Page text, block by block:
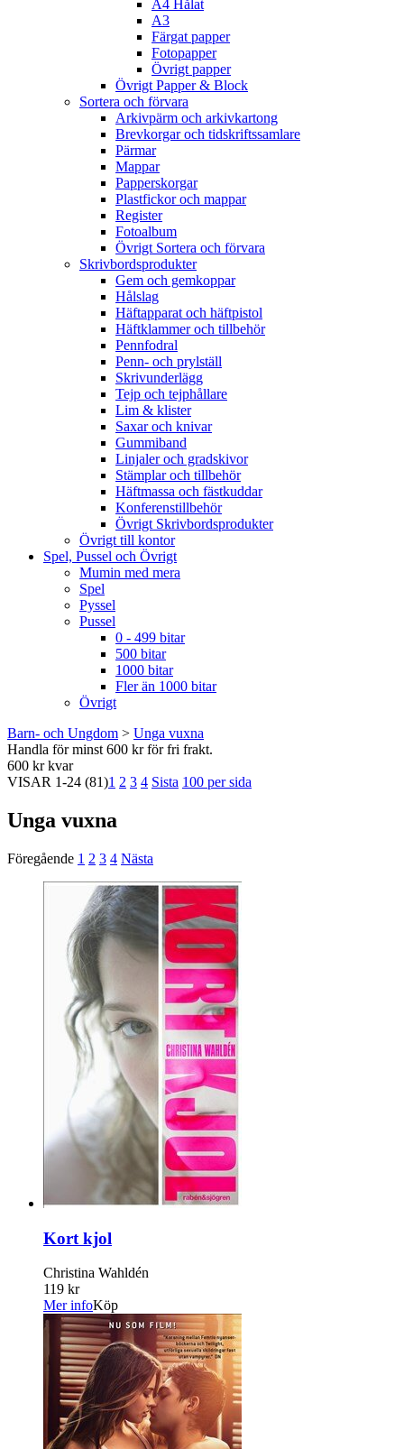
A4 Hålat
A3
Färgat papper
Fotopapper
Övrigt papper
Övrigt Papper & Block
Sortera och förvara
Arkivpärm och arkivkartong
Brevkorgar och tidskriftssamlare
Pärmar
Mappar
Papperskorgar
Plastfickor och mappar
Register
Fotoalbum
Övrigt Sortera och förvara
Skrivbordsprodukter
Gem och gemkoppar
Hålslag
Häftapparat och häftpistol
Häftklammer och tillbehör
Pennfodral
Penn- och prylställ
Skrivunderlägg
Tejp och tejphållare
Lim & klister
Saxar och knivar
Gummiband
Linjaler och gradskivor
Stämplar och tillbehör
Häftmassa och fästkuddar
Konferenstillbehör
Övrigt Skrivbordsprodukter
Övrigt till kontor
Spel, Pussel och Övrigt
Mumin med mera
Spel
Pyssel
Pussel
0 - 499 bitar
500 bitar
1000 bitar
Fler än 1000 bitar
Övrigt
Barn- och Ungdom > Unga vuxna
Handla för minst 600 kr för fri frakt.
600 kr kvar
VISAR 1-24 (81)1 2 3 4 Sista 100 per sida
Unga vuxna
Föregående 1 2 3 4 Nästa
Kort kjol
Christina Wahldén
119 kr
Mer infoKöp